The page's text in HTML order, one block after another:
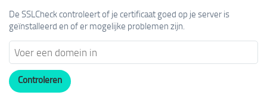
De SSLCheck controleert of je certificaat goed op je server is
geïnstalleerd en of er mogelijke problemen zijn.